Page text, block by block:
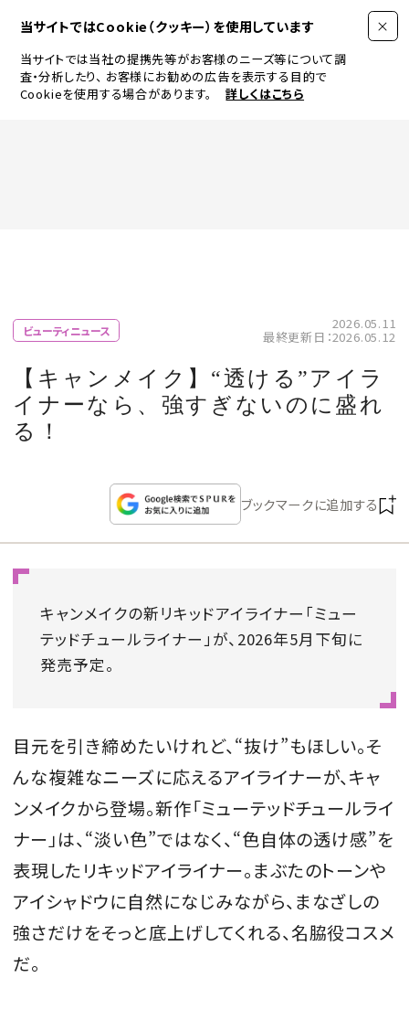
当サイトではCookie（クッキー）を使用しています
当サイトでは当社の提携先等がお客様のニーズ等について調
査・分析したり、 お客様にお勧めの広告を表示する目的で
Cookieを使用する場合があります。
詳しくはこちら
LIFESTYLE
CULTURE
COLLECTION
WEDDING
FORTUNE
MAGAZINE
会員登録
Log in or Sign up
SPUR読者のためのメンバーシッププログラム
「The SPUR Club」。
めます。
ビューティニュース 2026.05.11
最終更新日：2026.05.12
【キャンメイク】“透ける”アイラ
イナーなら、強すぎないのに盛れ
る！
ブックマークに追加する
キャンメイクの新リキッドアイライナー「ミュー
テッドチュールライナー」が、2026年5月下旬に
発売予定。
目元を引き締めたいけれど、“抜け”もほしい。そ
んな複雑なニーズに応えるアイライナーが、キャ
ンメイクから登場。新作「ミューテッドチュールライ
ナー」は、“淡い色”ではなく、“色自体の透け感”を
表現したリキッドアイライナー。まぶたのトーンや
アイシャドウに自然になじみながら、まなざしの
強さだけをそっと底上げしてくれる、名脇役コスメ
だ。